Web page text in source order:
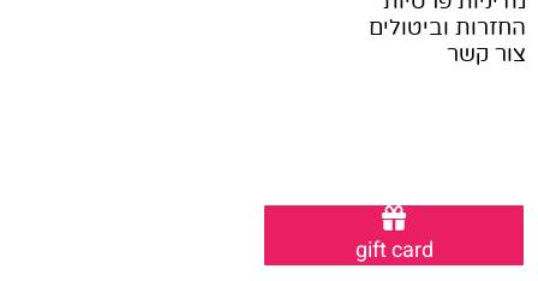
החזרות וביטולים
צור קשר
gift card